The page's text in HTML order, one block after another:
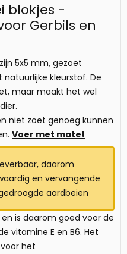
blokjes -
Gerbils en
5x5 mm, gezoet
kleurstof. De
maar maakt het wel
niet zoet genoeg kunnen
Voer met mate!
daarom
en vervangende
aardbeien
is daarom goed voor de
vitamine E en B6. Het
het